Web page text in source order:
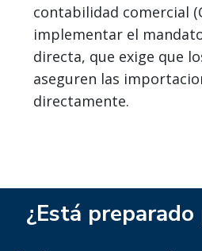
contabilidad comercial
implementar el
directa, que exige que
aseguren las
directamente.
¿Está preparado